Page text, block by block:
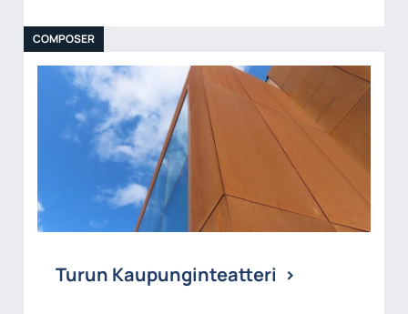
COMPOSER
Turun Kaupunginteatteri